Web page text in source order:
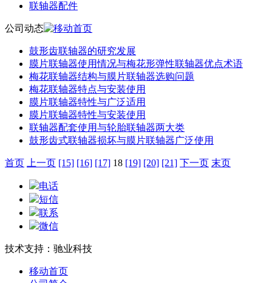
联轴器配件
公司动态
鼓形齿联轴器的研究发展
膜片联轴器使用情况与梅花形弹性联轴器优点术语
梅花联轴器结构与膜片联轴器选购问题
梅花联轴器特点与安装使用
膜片联轴器特性与广泛适用
膜片联轴器特性与安装使用
联轴器配套使用与轮胎联轴器两大类
鼓形齿式联轴器损坏与膜片联轴器广泛使用
首页 上一页 [15] [16] [17] 18 [19] [20] [21] 下一页 末页
电话
短信
联系
微信
技术支持：驰业科技
移动首页